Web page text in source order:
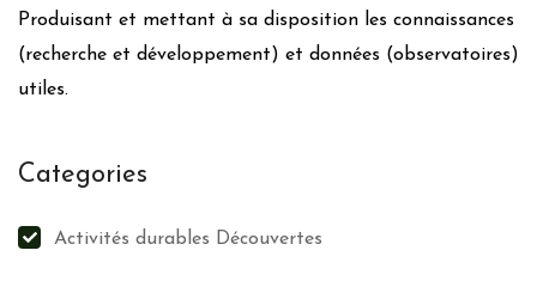
Produisant et mettant à sa disposition les connaissances
(recherche et développement) et données (observatoires)
utiles.
Categories
Activités durables Découvertes